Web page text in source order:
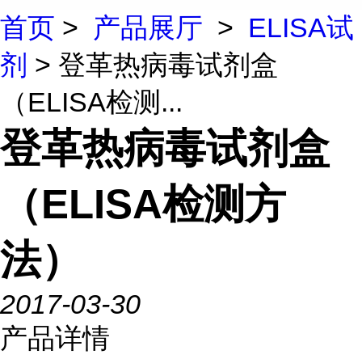
首页 > 产品展厅 > ELISA试
剂 > 登革热病毒试剂盒
（ELISA检测...
登革热病毒试剂盒
（ELISA检测方
法）
2017-03-30
产品详情